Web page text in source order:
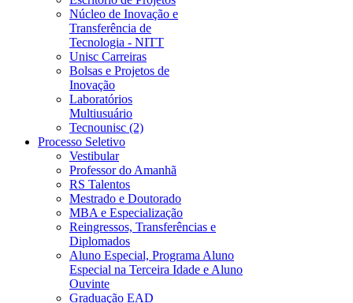
Núcleo de Inovação e
Transferência de
Tecnologia - NITT
Unisc Carreiras
Bolsas e Projetos de
Inovação
Laboratórios
Multiusuário
Tecnounisc (2)
Processo Seletivo
Vestibular
Professor do Amanhã
RS Talentos
Mestrado e Doutorado
MBA e Especialização
Reingressos, Transferências e
Diplomados
Aluno Especial, Programa Aluno
Especial na Terceira Idade e Aluno
Ouvinte
Graduação EAD